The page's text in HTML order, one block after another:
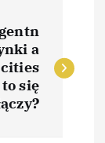
a
się